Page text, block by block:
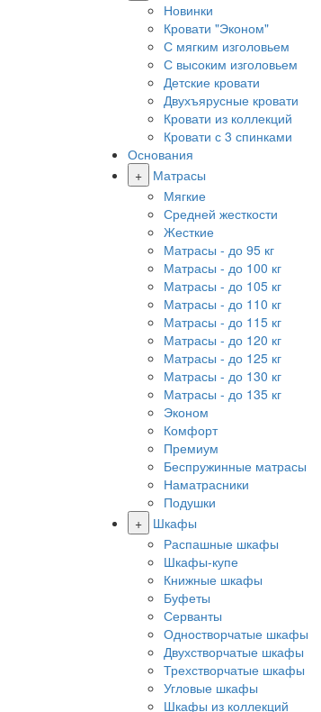
Новинки
Кровати "Эконом"
С мягким изголовьем
С высоким изголовьем
Детские кровати
Двухъярусные кровати
Кровати из коллекций
Кровати с 3 спинками
Основания
+
Матрасы
Мягкие
Средней жесткости
Жесткие
Матрасы - до 95 кг
Матрасы - до 100 кг
Матрасы - до 105 кг
Матрасы - до 110 кг
Матрасы - до 115 кг
Матрасы - до 120 кг
Матрасы - до 125 кг
Матрасы - до 130 кг
Матрасы - до 135 кг
Эконом
Комфорт
Премиум
Беспружинные матрасы
Наматрасники
Подушки
+
Шкафы
Распашные шкафы
Шкафы-купе
Книжные шкафы
Буфеты
Серванты
Одностворчатые шкафы
Двухстворчатые шкафы
Трехстворчатые шкафы
Угловые шкафы
Шкафы из коллекций